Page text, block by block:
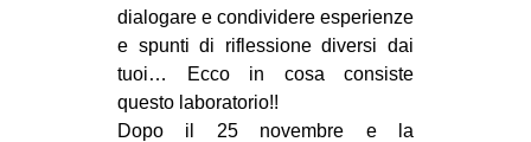
REPRESSIONE
CULTURE
dialogare e condividere esperienze
e spunti di riflessione diversi dai
tuoi… Ecco in cosa consiste
questo laboratorio!!
Dopo il 25 novembre e la